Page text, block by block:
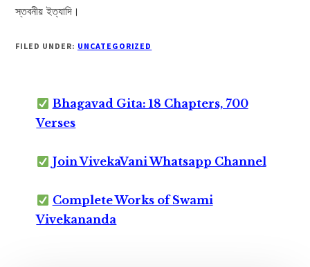
স্তবনীয় ইত্যাদি।
FILED UNDER: UNCATEGORIZED
Bhagavad Gita: 18 Chapters, 700
Verses
Join VivekaVani Whatsapp Channel
Complete Works of Swami
Vivekananda